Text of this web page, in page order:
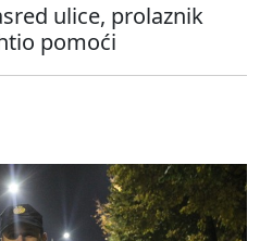
ulice, prolaznik
pomoći